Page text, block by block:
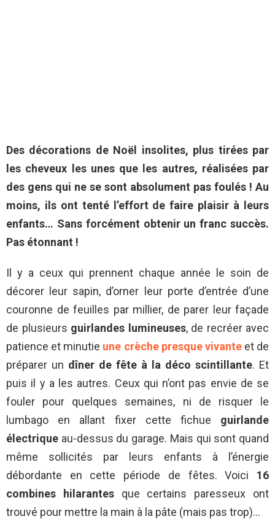
Des décorations de Noël insolites, plus tirées par
les cheveux les unes que les autres, réalisées par
des gens qui ne se sont absolument pas foulés ! Au
moins, ils ont tenté l’effort de faire plaisir à leurs
enfants… Sans forcément obtenir un franc succès.
Pas étonnant !
Il y a ceux qui prennent chaque année le soin de
décorer leur sapin, d’orner leur porte d’entrée d’une
couronne de feuilles par millier, de parer leur façade
de plusieurs guirlandes lumineuses, de recréer avec
patience et minutie une crèche presque vivante et de
préparer un dîner de fête à la déco scintillante. Et
puis il y a les autres. Ceux qui n’ont pas envie de se
fouler pour quelques semaines, ni de risquer le
lumbago en allant fixer cette fichue guirlande
électrique au-dessus du garage. Mais qui sont quand
même sollicités par leurs enfants à l’énergie
débordante en cette période de fêtes. Voici 16
combines hilarantesque certains paresseux ont
trouvé pour mettre la main à la pâte (mais pas trop)…